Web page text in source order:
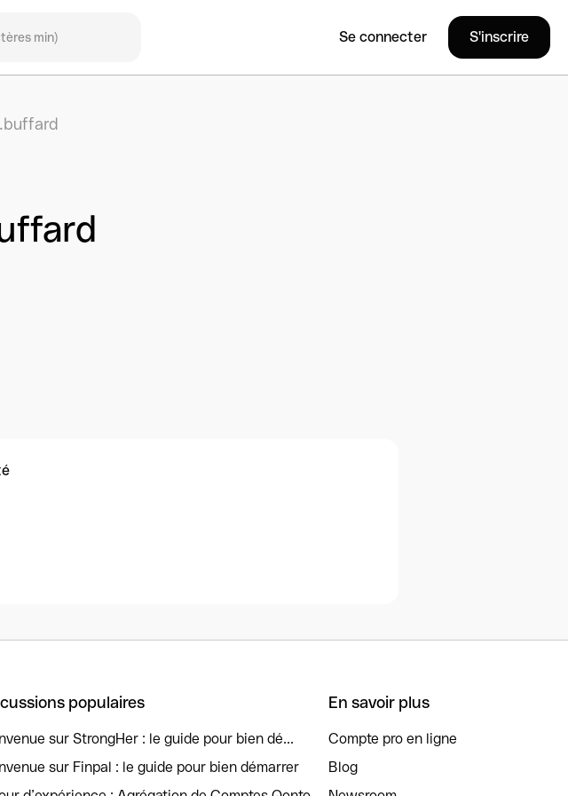
Se connecter S'inscrire
populaires
sur StrongHer : le guide pour bien dé...
sur Finpal : le guide pour bien démarrer
En savoir plus
Compte pro en ligne
Blog